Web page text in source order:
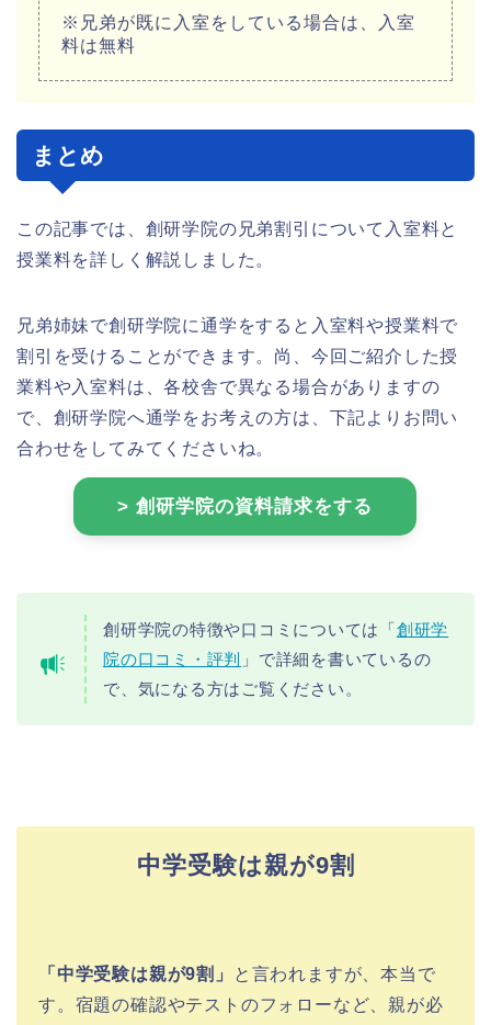
※兄弟が既に入室をしている場合は、入室
料は無料
まとめ
この記事では、創研学院の兄弟割引について入室料と
授業料を詳しく解説しました。
兄弟姉妹で創研学院に通学をすると入室料や授業料で
割引を受けることができます。尚、今回ご紹介した授
業料や入室料は、各校舎で異なる場合がありますの
で、創研学院へ通学をお考えの方は、下記よりお問い
合わせをしてみてくださいね。
> 創研学院の資料請求をする
創研学院の特徴や口コミについては「創研学
院の口コミ・評判 」で詳細を書いているの
で、気になる方はご覧ください。
中学受験は親が9割
「中学受験は親が9割」
と言われますが、本当で
す。宿題の確認やテストのフォローなど、親が必